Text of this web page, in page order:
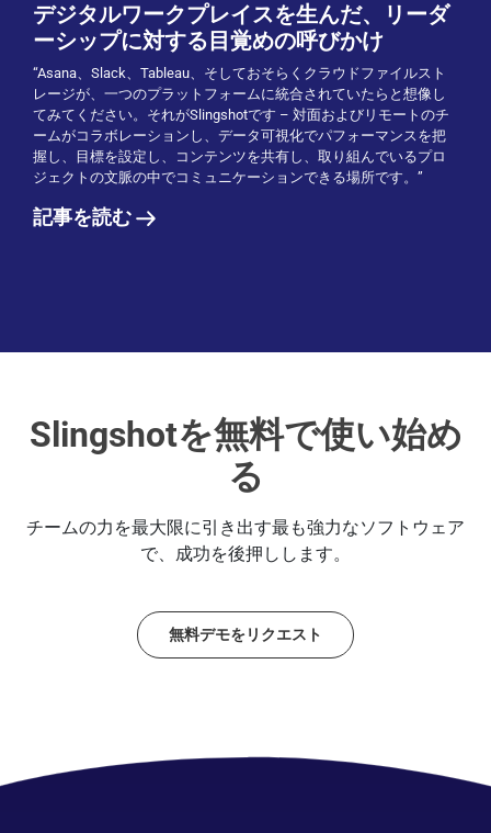
デジタルワークプレイスを生んだ、リーダ
ーシップに対する目覚めの呼びかけ
“Asana、Slack、Tableau、そしておそらくクラウドファイルスト
レージが、一つのプラットフォームに統合されていたらと想像し
てみてください。それがSlingshotです – 対面およびリモートのチ
ームがコラボレーションし、データ可視化でパフォーマンスを把
握し、目標を設定し、コンテンツを共有し、取り組んでいるプロ
ジェクトの文脈の中でコミュニケーションできる場所です。”
記事を読む
Slingshotを無料で使い始め
る
チームの力を最大限に引き出す最も強力なソフトウェア
で、成功を後押しします。
無料デモをリクエスト